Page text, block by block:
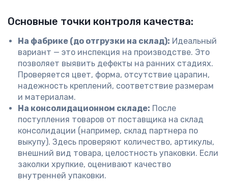
Основные точки контроля качества:
На фабрике (до отгрузки на склад): Идеальный
вариант — это инспекция на производстве. Это
позволяет выявить дефекты на ранних стадиях.
Проверяется цвет, форма, отсутствие царапин,
надежность креплений, соответствие размерам
и материалам.
На консолидационном складе: После
поступления товаров от поставщика на склад
консолидации (например, склад партнера по
выкупу). Здесь проверяют количество, артикулы,
внешний вид товара, целостность упаковки. Если
заколки хрупкие, оценивают качество
внутренней упаковки.